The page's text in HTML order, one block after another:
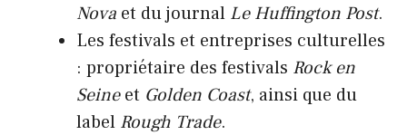
Nova et du journal Le Huffington Post.
Les festivals et entreprises culturelles
: propriétaire des festivals Rock en
Seineet Golden Coast, ainsi que du
label Rough Trade.